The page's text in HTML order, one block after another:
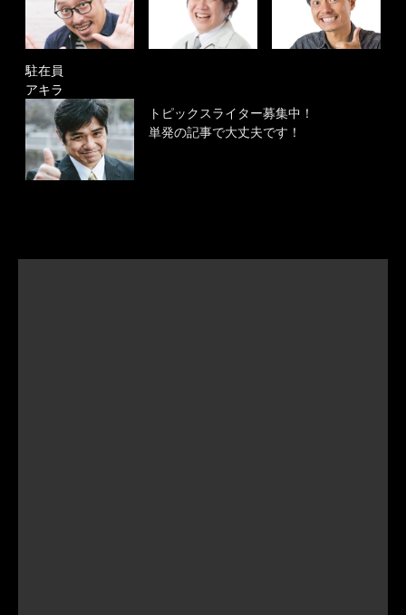
駐在員
アキラ
トピックスライター募集中！
単発の記事で大丈夫です！